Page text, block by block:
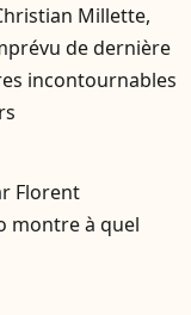
Millette,
de dernière
incontournables
Florent
montre à quel